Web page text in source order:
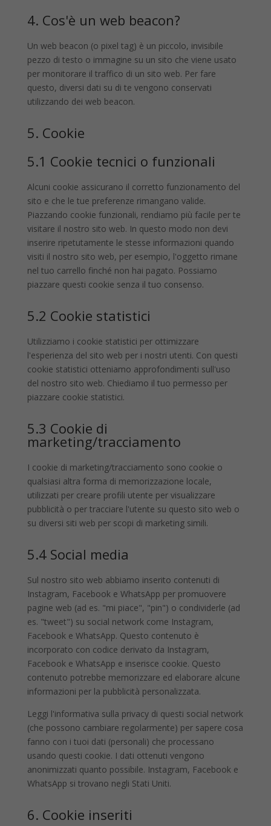
4. Cos'è un web beacon?
Un web beacon (o pixel tag) è un piccolo, invisibile
pezzo di testo o immagine su un sito che viene usato
per monitorare il traffico di un sito web. Per fare
questo, diversi dati su di te vengono conservati
utilizzando dei web beacon.
5. Cookie
5.1 Cookie tecnici o funzionali
Alcuni cookie assicurano il corretto funzionamento del
sito e che le tue preferenze rimangano valide.
Piazzando cookie funzionali, rendiamo più facile per te
visitare il nostro sito web. In questo modo non devi
inserire ripetutamente le stesse informazioni quando
visiti il nostro sito web, per esempio, l'oggetto rimane
nel tuo carrello finché non hai pagato. Possiamo
piazzare questi cookie senza il tuo consenso.
5.2 Cookie statistici
Utilizziamo i cookie statistici per ottimizzare
l'esperienza del sito web per i nostri utenti. Con questi
cookie statistici otteniamo approfondimenti sull'uso
del nostro sito web. Chiediamo il tuo permesso per
piazzare cookie statistici.
5.3 Cookie di
marketing/tracciamento
I cookie di marketing/tracciamento sono cookie o
qualsiasi altra forma di memorizzazione locale,
utilizzati per creare profili utente per visualizzare
pubblicità o per tracciare l'utente su questo sito web o
su diversi siti web per scopi di marketing simili.
5.4 Social media
Sul nostro sito web abbiamo inserito contenuti di
Instagram, Facebook e WhatsApp per promuovere
pagine web (ad es. "mi piace", "pin") o condividerle (ad
es. "tweet") su social network come Instagram,
Facebook e WhatsApp. Questo contenuto è
incorporato con codice derivato da Instagram,
Facebook e WhatsApp e inserisce cookie. Questo
contenuto potrebbe memorizzare ed elaborare alcune
informazioni per la pubblicità personalizzata.
Leggi l'informativa sulla privacy di questi social network
(che possono cambiare regolarmente) per sapere cosa
fanno con i tuoi dati (personali) che processano
usando questi cookie. I dati ottenuti vengono
anonimizzati quanto possibile. Instagram, Facebook e
WhatsApp si trovano negli Stati Uniti.
6. Cookie inseriti